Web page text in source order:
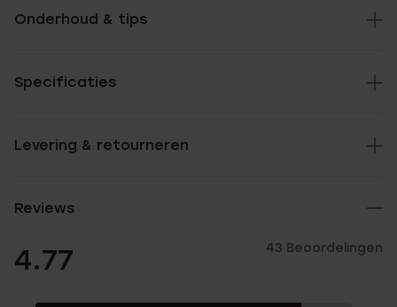
Onderhoud & tips
Specificaties
Levering & retourneren
Reviews
4.77 43 Beoordelingen